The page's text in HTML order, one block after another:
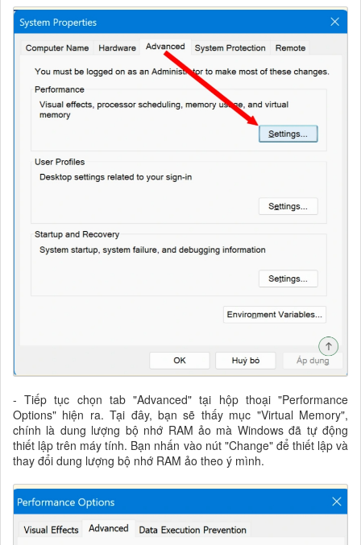
- Tiếp tục chọn tab "Advanced" tại hộp thoại "Performance
Options" hiện ra. Tại đây, bạn sẽ thấy mục "Virtual Memory",
chính là dung lượng bộ nhớ RAM ảo mà Windows đã tự động
thiết lập trên máy tính. Bạn nhấn vào nút "Change" để thiết lập và
thay đổi dung lượng bộ nhớ RAM ảo theo ý mình.